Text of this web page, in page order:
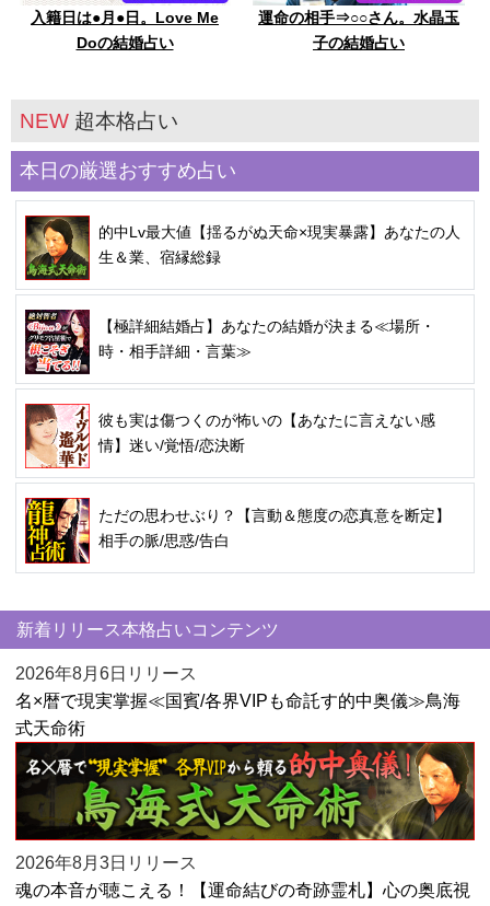
入籍日は●月●日。Love Me
Doの結婚占い
運命の相手⇒○○さん。水晶玉
子の結婚占い
NEW 超本格占い
本日の厳選おすすめ占い
的中Lv最大値【揺るがぬ天命×現実暴露】あなたの人
生＆業、宿縁総録
【極詳細結婚占】あなたの結婚が決まる≪場所・
時・相手詳細・言葉≫
彼も実は傷つくのが怖いの【あなたに言えない感
情】迷い/覚悟/恋決断
ただの思わせぶり？【言動＆態度の恋真意を断定】
相手の脈/思惑/告白
新着リリース本格占いコンテンツ
2026年8月6日リリース
名×暦で現実掌握≪国賓/各界VIPも命託す的中奥儀≫鳥海
式天命術
2026年8月3日リリース
魂の本音が聴こえる！【運命結びの奇跡霊札】心の奥底視